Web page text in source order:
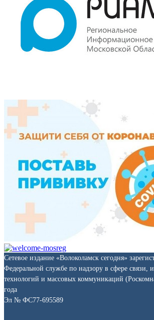
Сетевое издание «Волоколамск сегодня»
Федеральной службе по надзору в сфере
технологий и массовых коммуникаций
года
Эл № ФС77-695589